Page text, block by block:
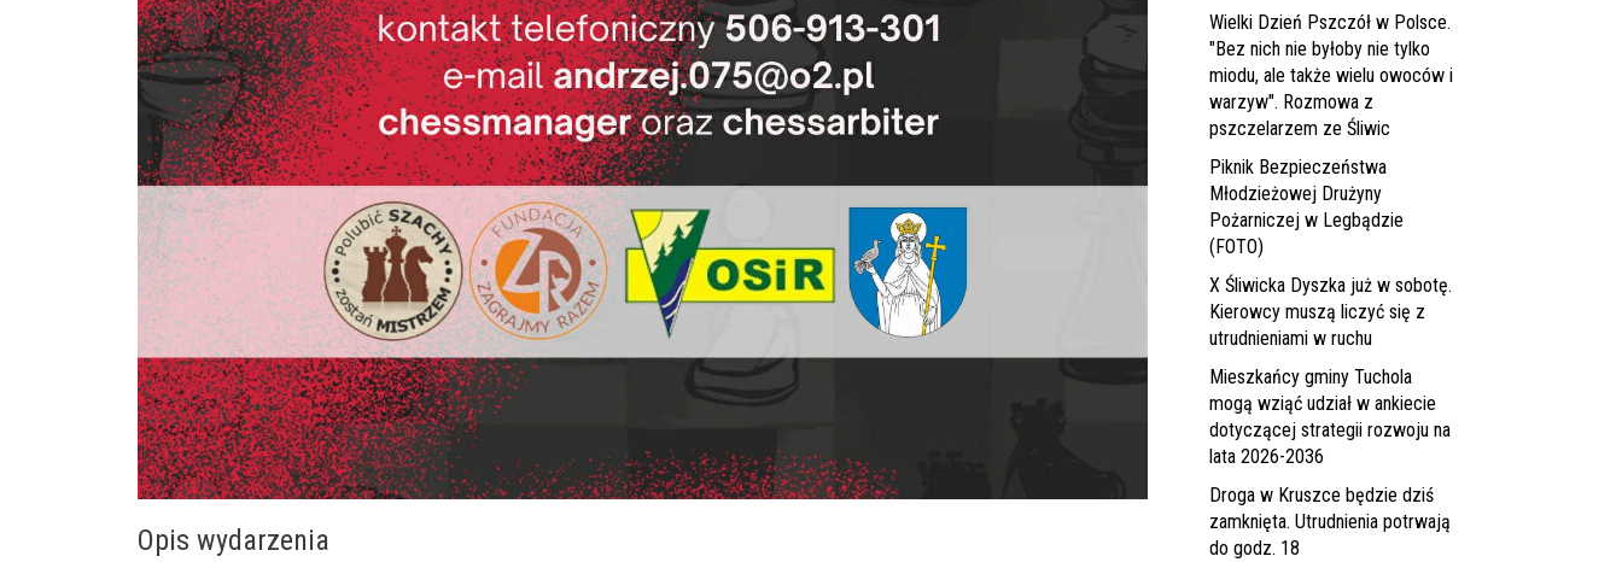
Opis wydarzenia
Wielki Dzień Pszczół w Polsce.
"Bez nich nie byłoby nie tylko
miodu, ale także wielu owoców i
warzyw". Rozmowa z
pszczelarzem ze Śliwic
Piknik Bezpieczeństwa
Młodzieżowej Drużyny
Pożarniczej w Legbądzie
(FOTO)
X Śliwicka Dyszka już w sobotę.
Kierowcy muszą liczyć się z
utrudnieniami w ruchu
Mieszkańcy gminy Tuchola
mogą wziąć udział w ankiecie
dotyczącej strategii rozwoju na
lata 2026-2036
Droga w Kruszce będzie dziś
zamknięta. Utrudnienia potrwają
do godz. 18